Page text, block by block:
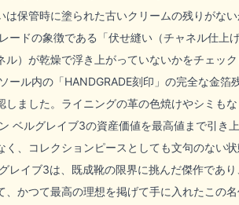
保管時に塗られた古いクリームの残りがな
ドの象徴である「伏せ縫い（チャネル仕上
）が乾燥で浮き上がっていないかをチェッ
ル内の「HANDGRADE刻印」の完全な金箔
ました。ライニングの革の色焼けやシミも
ベルグレイブ3の資産価値を最高値まで引き
、コレクションピースとしても文句のない
イブ3は、既成靴の限界に挑んだ傑作であ
かつて最高の理想を掲げて手に入れたこの